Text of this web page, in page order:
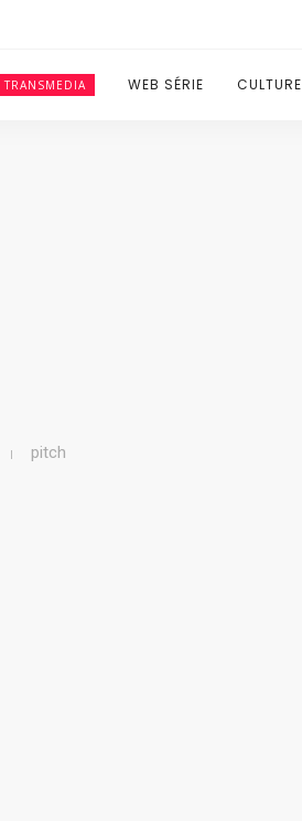
TRANSMEDIA WEB SÉRIE CULTURE
pitch